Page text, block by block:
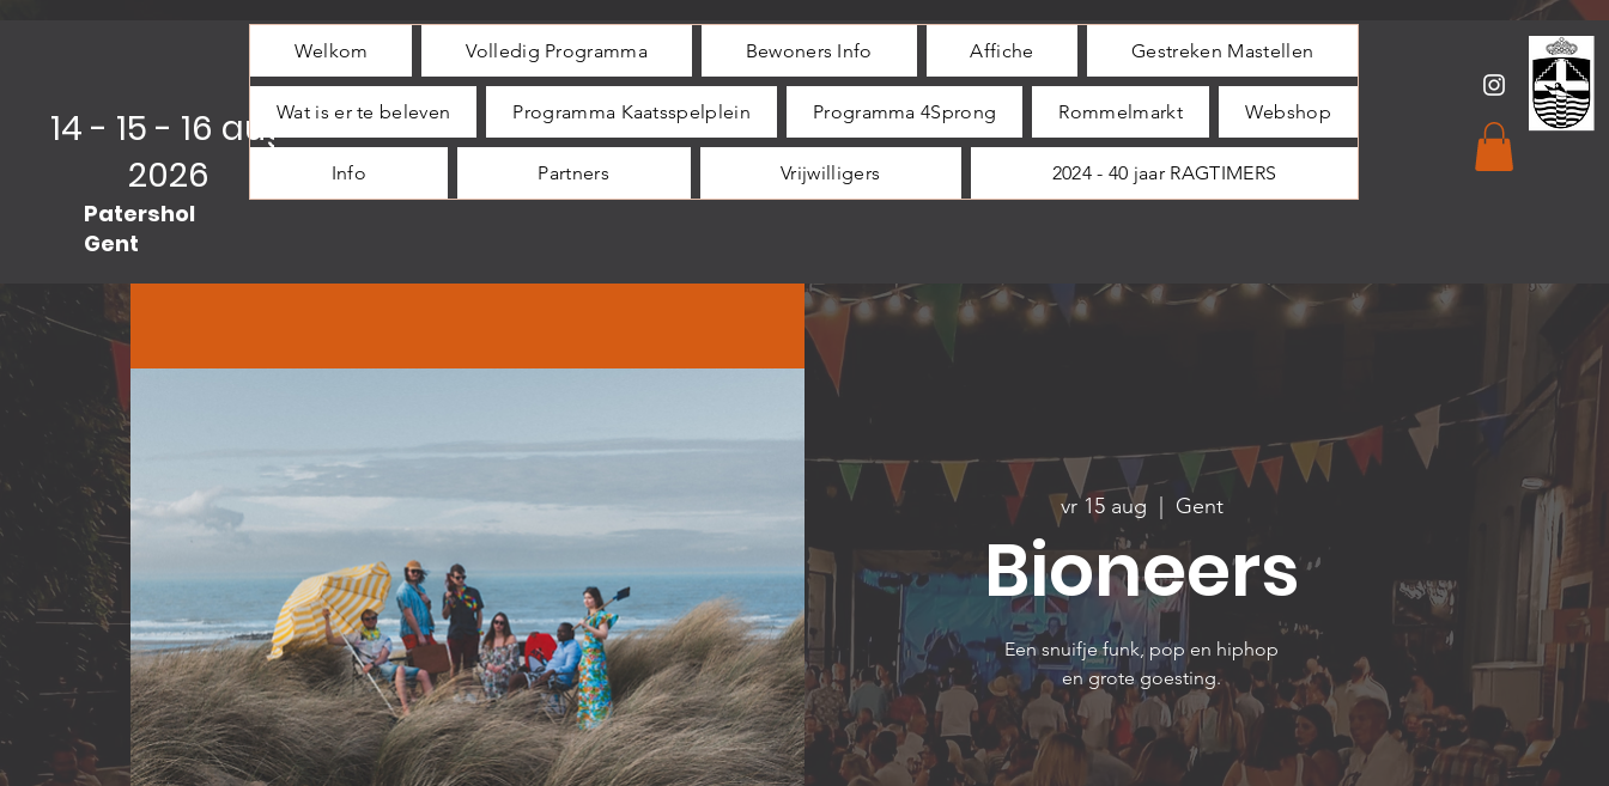
14 - 15 - 16 aug
2026
Patershol
Gent
Welkom Volledig Programma Bewoners Info Affiche Gestreken Mastellen
Wat is er te beleven Programma Kaatsspelplein Programma 4Sprong Rommelmarkt Webshop
Info Partners Vrijwilligers 2024 - 40 jaar RAGTIMERS
vr 15 aug Gent
Bioneers
Een snuifje funk, pop en hiphop
en grote goesting.